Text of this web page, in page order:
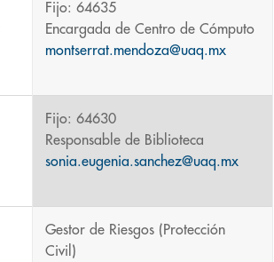
Fijo: 64635
Encargada de Centro de Cómputo
montserrat.mendoza@uaq.mx
Fijo: 64630
Responsable de Biblioteca
sonia.eugenia.sanchez@uaq.mx
Gestor de Riesgos (Protección
Civil)